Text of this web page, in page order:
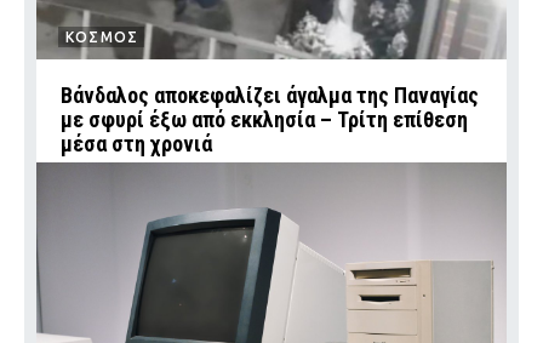
ΚΟΣΜΟΣ
Βάνδαλος αποκεφαλίζει άγαλμα της Παναγίας
με σφυρί έξω από εκκλησία – Τρίτη επίθεση
μέσα στη χρονιά